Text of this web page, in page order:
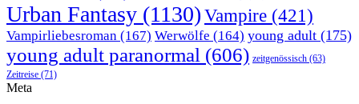
Urban Fantasy (1130) Vampire (421)
Vampirliebesroman (167) Werwölfe (164) young adult (175)
young adult paranormal (606) zeitgenössisch (63)
Zeitreise (71)
Meta